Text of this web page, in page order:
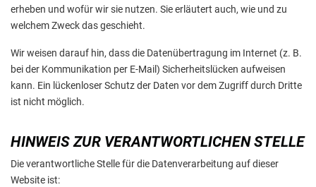
erheben und wofür wir sie nutzen. Sie erläutert auch, wie und zu
welchem Zweck das geschieht.
Wir weisen darauf hin, dass die Datenübertragung im Internet (z. B.
bei der Kommunikation per E-Mail) Sicherheitslücken aufweisen
kann. Ein lückenloser Schutz der Daten vor dem Zugriff durch Dritte
ist nicht möglich.
HINWEIS ZUR VERANTWORTLICHEN STELLE
Die verantwortliche Stelle für die Datenverarbeitung auf dieser
Website ist: